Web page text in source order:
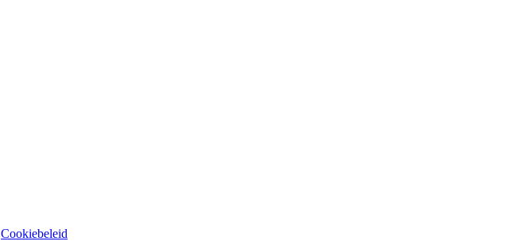
Cookiebeleid